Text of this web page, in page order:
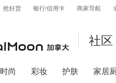
抢好货 银行/信用卡 商家导航
社区
时尚 彩妆 护肤 家居